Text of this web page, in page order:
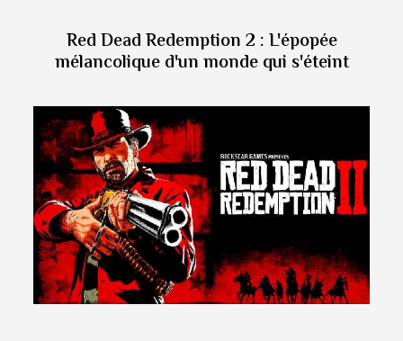
Red Dead Redemption 2 : L'épopée
mélancolique d'un monde qui s'éteint